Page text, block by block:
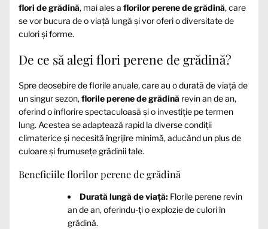
flori de grădină, mai ales a florilor perene de grădină, care
se vor bucura de o viață lungă și vor oferi o diversitate de
culori și forme.
De ce să alegi flori perene de grădină?
Spre deosebire de florile anuale, care au o durată de viață de
un singur sezon,florile perene de grădină revin an de an,
oferind o înflorire spectaculoasă și o investiție pe termen
lung. Acestea se adaptează rapid la diverse condiții
climaterice și necesită îngrijire minimă, aducând un plus de
culoare și frumusețe grădinii tale.
Beneficiile florilor perene de grădină
Durată lungă de viață: Florile perene revin
an de an, oferindu-ți o explozie de culori în
grădină.